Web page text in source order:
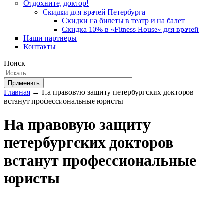
Отдохните, доктор!
Скидки для врачей Петербурга
Скидки на билеты в театр и на балет
Скидка 10% в «Fitness House» для врачей
Наши партнеры
Контакты
Поиск
Применить
Главная → На правовую защиту петербургских докторов
встанут профессиональные юристы
На правовую защиту
петербургских докторов
встанут профессиональные
юристы